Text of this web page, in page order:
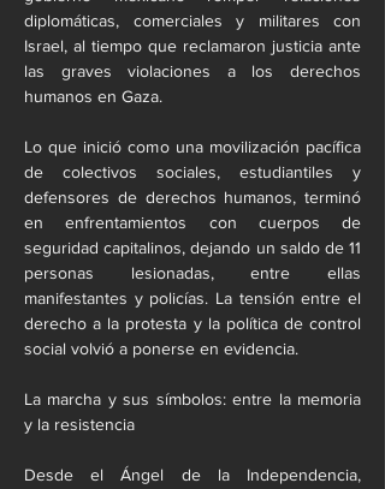
diplomáticas, comerciales y militares con
Israel, al tiempo que reclamaron justicia ante
las graves violaciones a los derechos
humanos en Gaza.
Lo que inició como una movilización pacífica
de colectivos sociales, estudiantiles y
defensores de derechos humanos, terminó
en enfrentamientos con cuerpos de
seguridad capitalinos, dejando un saldo de 11
personas lesionadas, entre ellas
manifestantes y policías. La tensión entre el
derecho a la protesta y la política de control
social volvió a ponerse en evidencia.
La marcha y sus símbolos: entre la memoria
y la resistencia
Desde el Ángel de la Independencia,